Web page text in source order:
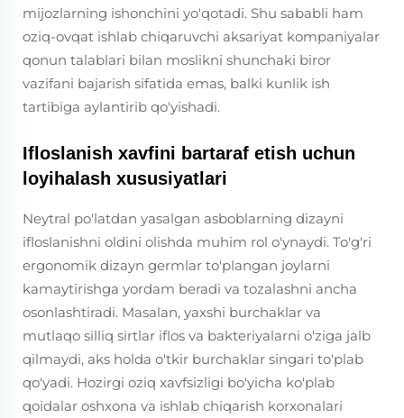
mijozlarning ishonchini yo'qotadi. Shu sababli ham
oziq-ovqat ishlab chiqaruvchi aksariyat kompaniyalar
qonun talablari bilan moslikni shunchaki biror
vazifani bajarish sifatida emas, balki kunlik ish
tartibiga aylantirib qo'yishadi.
Ifloslanish xavfini bartaraf etish uchun
loyihalash xususiyatlari
Neytral po'latdan yasalgan asboblarning dizayni
ifloslanishni oldini olishda muhim rol o'ynaydi. To'g'ri
ergonomik dizayn germlar to'plangan joylarni
kamaytirishga yordam beradi va tozalashni ancha
osonlashtiradi. Masalan, yaxshi burchaklar va
mutlaqo silliq sirtlar iflos va bakteriyalarni o'ziga jalb
qilmaydi, aks holda o'tkir burchaklar singari to'plab
qo'yadi. Hozirgi oziq xavfsizligi bo'yicha ko'plab
qoidalar oshxona va ishlab chiqarish korxonalari